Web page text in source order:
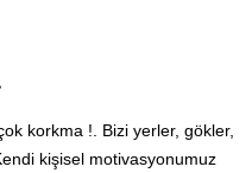
korkma !. Bizi yerler, gökler,
kişisel motivasyonumuz